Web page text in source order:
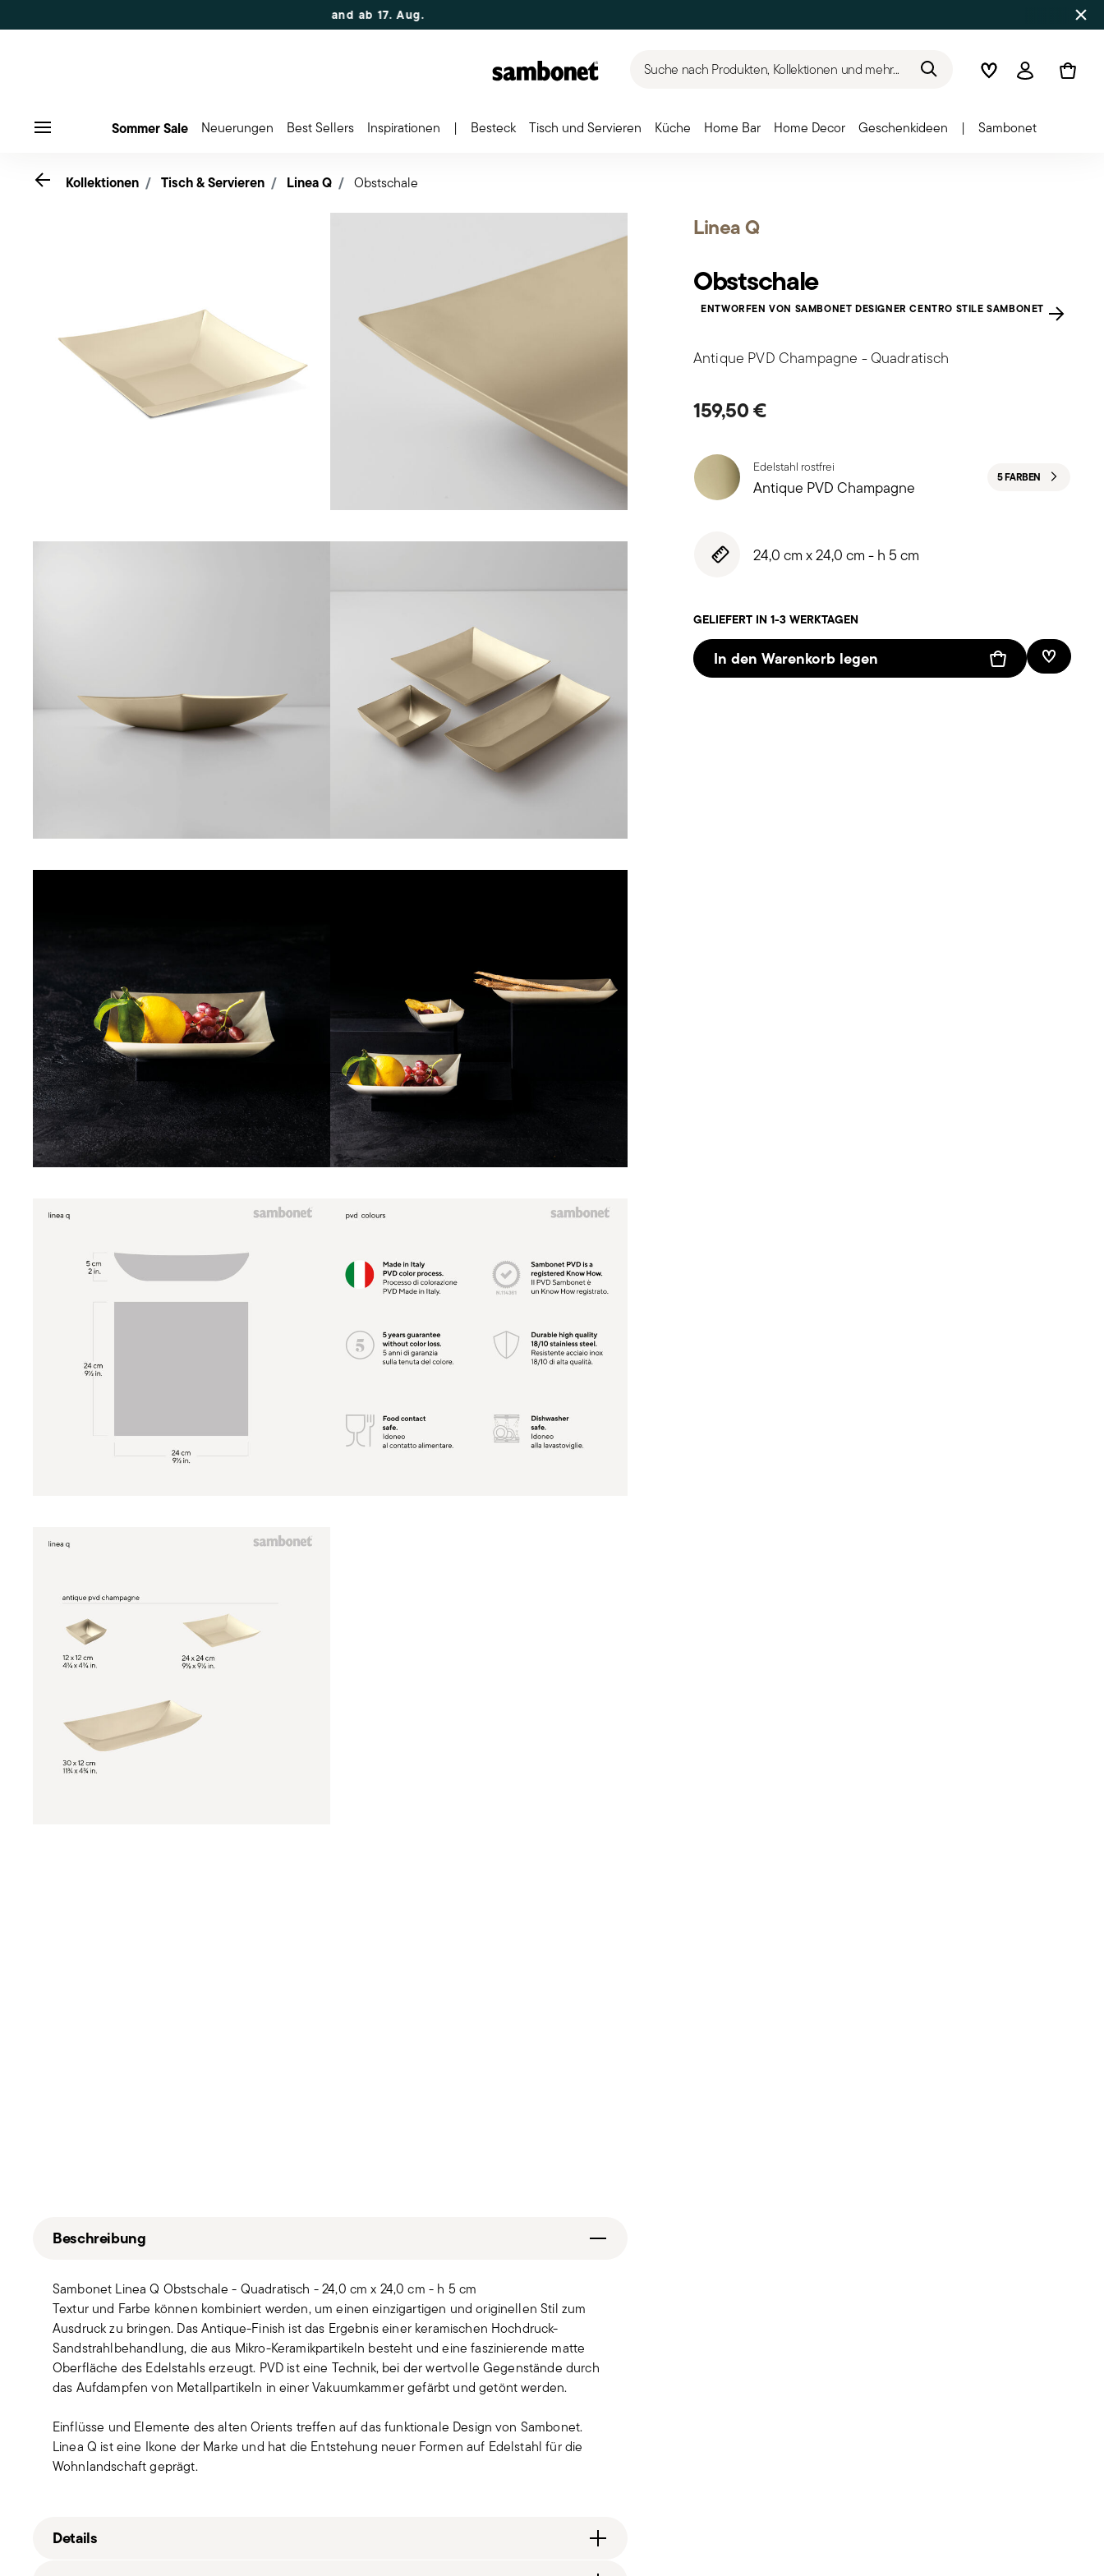
Rabatt | Bestellungen 7.–16. Aug.: Versand ab 17. Aug.
Suche nach Produkten, Kollektionen und mehr... WishlistAnmelden
Sommer Sale Neuerungen Best Sellers Inspirationen | Besteck Tisch und Servieren Küche Home Bar Home Decor Geschenkideen | Sambonet
Linea Q
Obstschale
ENTWORFEN VON SAMBONET DESIGNER CENTRO STILE SAMBONET
Antique PVD Champagne - Quadratisch
159,50 €
Edelstahl rostfrei
Antique PVD Champagne 5 FARBEN
24,0 cm x 24,0 cm - h 5 cm
GELIEFERT IN 1-3 WERKTAGEN
In den Warenkorb legen Add To
Go back
Kollektionen Tisch & Servieren Linea Q Obstschale
Beschreibung
Sambonet Linea Q Obstschale - Quadratisch - 24,0 cm x 24,0 cm - h 5 cm
Textur und Farbe können kombiniert werden, um einen einzigartigen und originellen Stil zum
Ausdruck zu bringen. Das Antique-Finish ist das Ergebnis einer keramischen Hochdruck-
Sandstrahlbehandlung, die aus Mikro-Keramikpartikeln besteht und eine faszinierende matte
Oberfläche des Edelstahls erzeugt. PVD ist eine Technik, bei der wertvolle Gegenstände durch
das Aufdampfen von Metallpartikeln in einer Vakuumkammer gefärbt und getönt werden.
Einflüsse und Elemente des alten Orients treffen auf das funktionale Design von Sambonet.
Linea Q ist eine Ikone der Marke und hat die Entstehung neuer Formen auf Edelstahl für die
Wohnlandschaft geprägt.
Details